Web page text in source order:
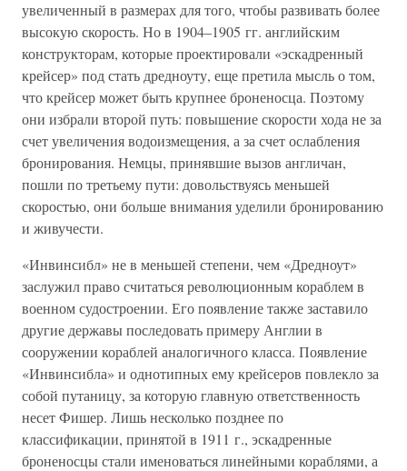
увеличенный в размерах для того, чтобы развивать более
высокую скорость. Но в 1904–1905 гг. английским
конструкторам, которые проектировали «эскадренный
крейсер» под стать дредноуту, еще претила мысль о том,
что крейсер может быть крупнее броненосца. Поэтому
они избрали второй путь: повышение скорости хода не за
счет увеличения водоизмещения, а за счет ослабления
бронирования. Немцы, принявшие вызов англичан,
пошли по третьему пути: довольствуясь меньшей
скоростью, они больше внимания уделили бронированию
и живучести.
«Инвинсибл» не в меньшей степени, чем «Дредноут»
заслужил право считаться революционным кораблем в
военном судостроении. Его появление также заставило
другие державы последовать примеру Англии в
сооружении кораблей аналогичного класса. Появление
«Инвинсибла» и однотипных ему крейсеров повлекло за
собой путаницу, за которую главную ответственность
несет Фишер. Лишь несколько позднее по
классификации, принятой в 1911 г., эскадренные
броненосцы стали именоваться линейными кораблями, а